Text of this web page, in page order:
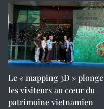
Le « mapping 3D » plonge
les visiteurs au cœur du
patrimoine vietnamien